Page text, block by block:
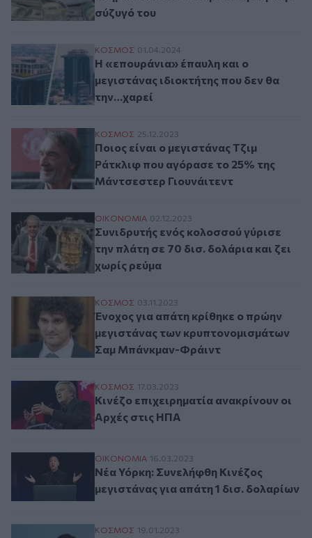
σύζυγό του
Η «επουράνια» έπαυλη και ο μεγιστάνας
ΚΟΣΜΟΣ 01.04.2024
Η «επουράνια» έπαυλη και ο
μεγιστάνας ιδιοκτήτης που δεν θα
την…χαρεί
Ποιος είναι ο μεγιστάνας Τζιμ Ράτκλιφ
ΚΟΣΜΟΣ 25.12.2023
Ποιος είναι ο μεγιστάνας Τζιμ
Ράτκλιφ που αγόρασε το 25% της
Μάντσεστερ Γιουνάιτεντ
Συνιδρυτής ενός κολοσσού γύρισε την
ΟΙΚΟΝΟΜΙΑ 02.12.2023
Συνιδρυτής ενός κολοσσού γύρισε
την πλάτη σε 70 δισ. δολάρια και ζει
χωρίς ρεύμα
Ένοχος για απάτη κρίθηκε ο πρώην
ΚΟΣΜΟΣ 03.11.2023
Ένοχος για απάτη κρίθηκε ο πρώην
μεγιστάνας των κρυπτονομισμάτων
Σαμ Μπάνκμαν-Φράιντ
Κινέζο επιχειρηματία ανακρίνουν οι
ΚΟΣΜΟΣ 17.03.2023
Κινέζο επιχειρηματία ανακρίνουν οι
Αρχές στις ΗΠΑ
Νέα Υόρκη: Συνελήφθη Κινέζος
ΟΙΚΟΝΟΜΙΑ 16.03.2023
Νέα Υόρκη: Συνελήφθη Κινέζος
μεγιστάνας για απάτη 1 δισ. δολαρίων
Η πτώση του μεγιστάνα αφεντικού του
ΚΟΣΜΟΣ 19.01.2023